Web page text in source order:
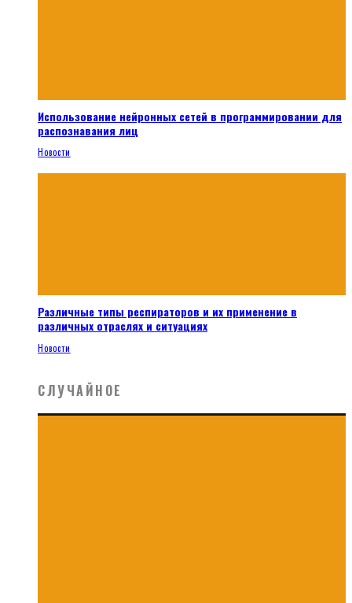
Использование нейронных сетей в программировании для
распознавания лиц
Новости
Различные типы респираторов и их применение в
различных отраслях и ситуациях
Новости
СЛУЧАЙНОЕ